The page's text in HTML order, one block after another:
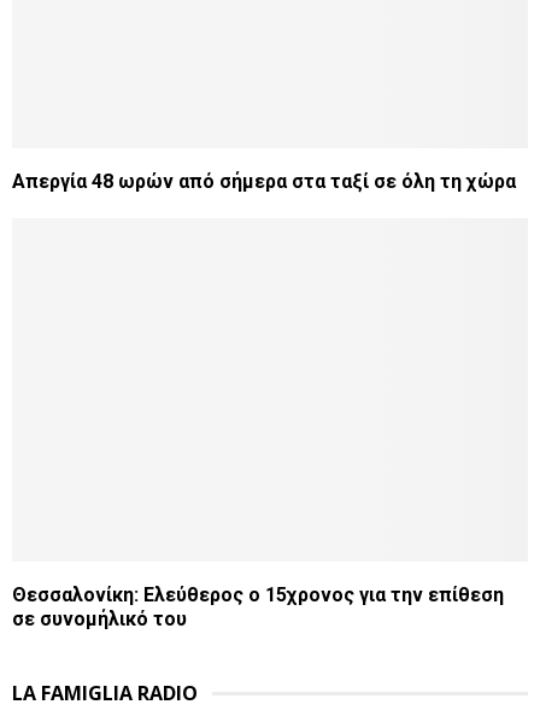
Απεργία 48 ωρών από σήμερα στα ταξί σε όλη τη χώρα
Θεσσαλονίκη: Ελεύθερος ο 15χρονος για την επίθεση
σε συνομήλικό του
LA FAMIGLIA RADIO